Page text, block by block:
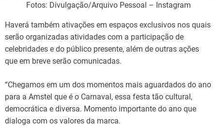
Fotos: Divulgação/Arquivo Pessoal – Instagram
Haverá também ativações em espaços exclusivos nos quais
serão organizadas atividades com a participação de
celebridades e do público presente, além de outras ações
que em breve serão comunicadas.
“Chegamos em um dos momentos mais aguardados do ano
para a Amstel que é o Carnaval, essa festa tão cultural,
democrática e diversa. Momento importante do ano que
dialoga com os valores da marca.